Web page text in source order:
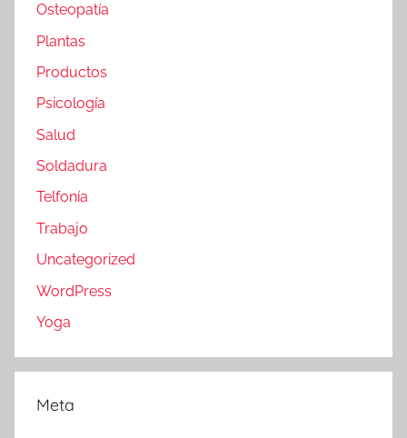
Osteopatía
Plantas
Productos
Psicología
Salud
Soldadura
Telfonía
Trabajo
Uncategorized
WordPress
Yoga
Meta